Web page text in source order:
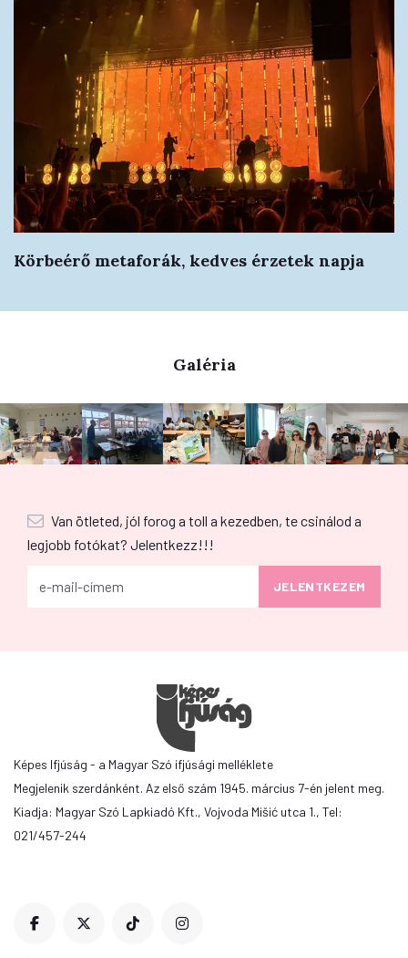
Körbeérő metaforák, kedves érzetek napja
Galéria
Van ötleted, jól forog a toll a kezedben, te csinálod a
legjobb fotókat? Jelentkezz!!!
Képes Ifjúság - a Magyar Szó ifjúsági melléklete
Megjelenik szerdánként. Az első szám 1945. március 7-én jelent meg.
Kiadja: Magyar Szó Lapkiadó Kft., Vojvoda Mišić utca 1., Tel:
021/457-244